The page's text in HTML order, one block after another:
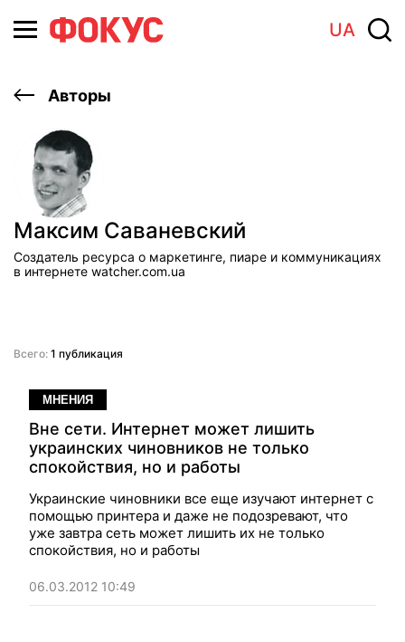
UA
Авторы
Максим Саваневский
Создатель ресурса о маркетинге, пиаре и коммуникациях
в интернете watcher.com.ua
Всего: 1 публикация
МНЕНИЯ
Вне сети. Интернет может лишить
украинских чиновников не только
спокойствия, но и работы
Украинские чиновники все еще изучают интернет с
помощью принтера и даже не подозревают, что
уже завтра сеть может лишить их не только
спокойствия, но и работы
06.03.2012 10:49